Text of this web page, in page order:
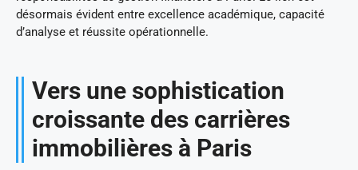
désormais évident entre excellence académique, capacité
d’analyse et réussite opérationnelle.
Vers une sophistication
croissante des carrières
immobilières à Paris